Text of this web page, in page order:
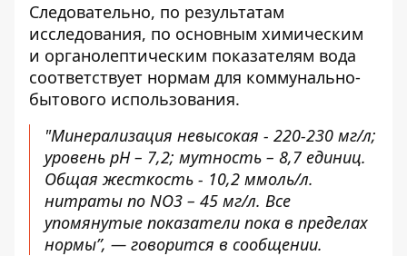
Следовательно, по результатам
исследования, по основным химическим
и органолептическим показателям вода
соответствует нормам для коммунально-
бытового использования.
"Минерализация невысокая - 220-230 мг/л;
уровень pH – 7,2; мутность – 8,7 единиц.
Общая жесткость - 10,2 ммоль/л.
нитраты по NO3 – 45 мг/л. Все
упомянутые показатели пока в пределах
нормы”, — говорится в сообщении.